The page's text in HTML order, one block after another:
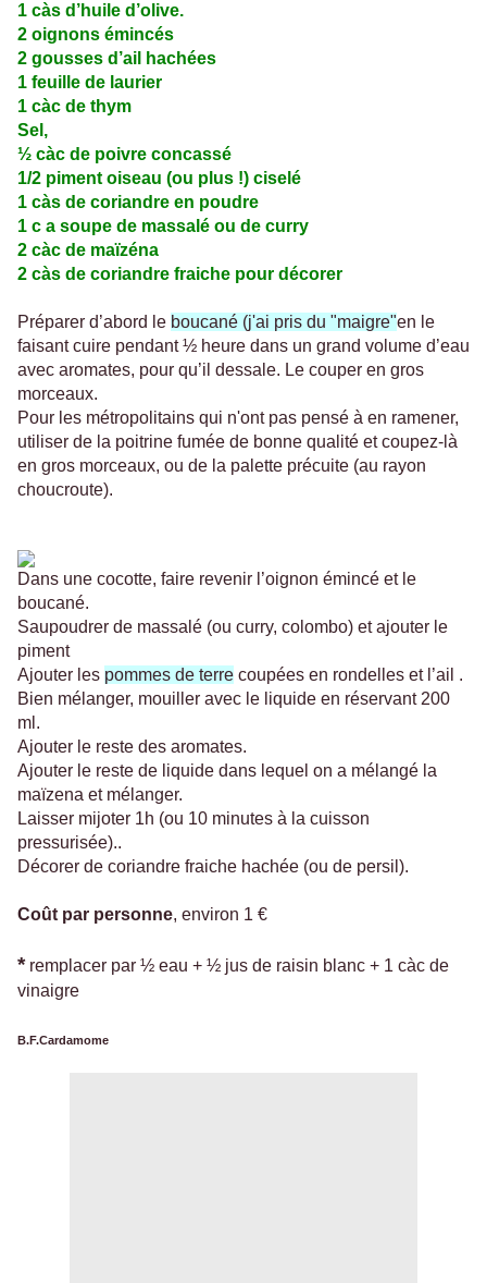
1 càs d’huile d’olive.
2 oignons émincés
2 gousses d’ail hachées
1 feuille de laurier
1 càc de thym
Sel,
½ càc de poivre concassé
1/2 piment oiseau (ou plus !) ciselé
1 càs de coriandre en poudre
1 c a soupe de massalé ou de curry
2 càc de maïzéna
2 càs de coriandre fraiche pour décorer
Préparer d’abord le boucané (j'ai pris du "maigre"en le
faisant cuire pendant ½ heure dans un grand volume d’eau
avec aromates, pour qu’il dessale. Le couper en gros
morceaux.
Pour les métropolitains qui n'ont pas pensé à en ramener,
utiliser de la poitrine fumée de bonne qualité et coupez-là
en gros morceaux, ou de la palette précuite (au rayon
choucroute).
Dans une cocotte, faire revenir l’oignon émincé et le
boucané.
Saupoudrer de massalé (ou curry, colombo) et ajouter le
piment
Ajouter les pommes de terre coupées en rondelles et l’ail .
Bien mélanger, mouiller avec le liquide en réservant 200
ml.
Ajouter le reste des aromates.
Ajouter le reste de liquide dans lequel on a mélangé la
maïzena et mélanger.
Laisser mijoter 1h (ou 10 minutes à la cuisson
pressurisée)..
Décorer de coriandre fraiche hachée (ou de persil).
Coût par personne, environ 1 €
*remplacer par ½ eau + ½ jus de raisin blanc + 1 càc de
vinaigre
B.F.Cardamome